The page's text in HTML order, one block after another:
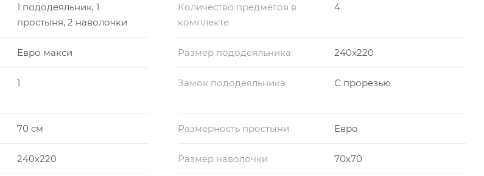
1 пододеяльник, 1
простыня, 2 наволочки
Количество предметов в
комплекте
4
Евро макси Размер пододеяльника 240x220
1 Замок пододеяльника С прорезью
70 см Размерность простыни Евро
240x220 Размер наволочки 70x70